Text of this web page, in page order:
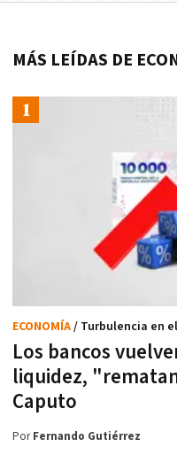
MÁS LEÍDAS DE
Los bancos
liquidez,
Caputo
ECONOMÍA/ Turbulencia en
PorFernando Gutiérrez